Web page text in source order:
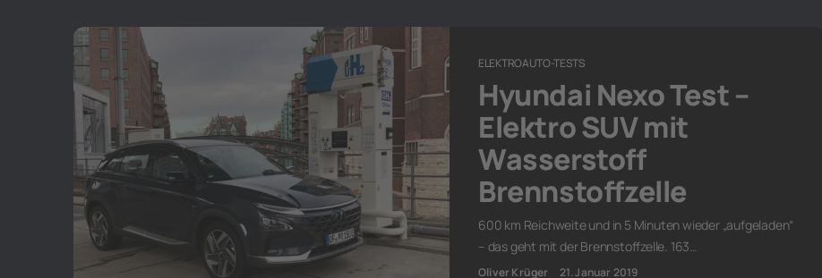
ELEKTROAUTO-TESTS
Hyundai Nexo Test –
Elektro SUV mit
Wasserstoff
Brennstoffzelle
600 km Reichweite und in 5 Minuten wieder „aufgeladen“
– das geht mit der Brennstoffzelle. 163…
Oliver Krüger 21. Januar 2019